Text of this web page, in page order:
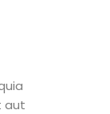
aut